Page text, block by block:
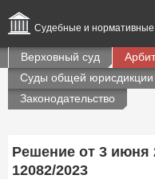
Судебные и
Верховный суд
Суды общей юрисдикции
Законодательство
Решение от 3 июня
12082/2023